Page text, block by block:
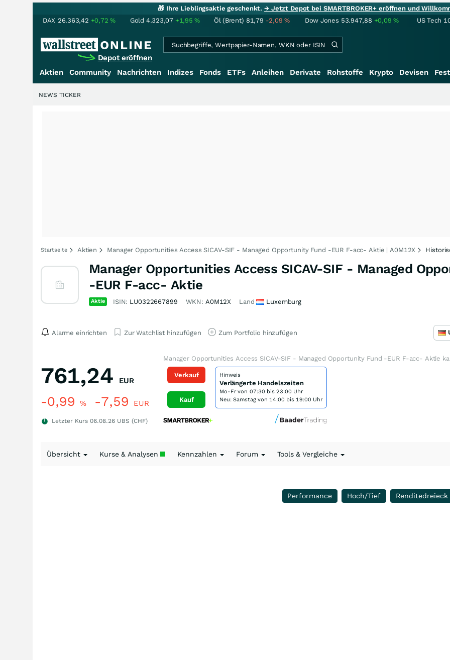
🎁 Ihre Lieblingsaktie geschenkt.→ Jetzt Depot bei SMARTBROKER+ eröffnen und
DAX 26.363,42 +0,72% Gold 4.323,07 +1,95% Öl (Brent) 81,79 -2,09% Dow Jones 53.947,88 +0,09% US Tech
Depot eröffnen
Aktien Community Nachrichten Indizes Fonds ETFs Anleihen Derivate Rohstoffe Krypto Devisen
NEWS TICKER
Startseite Aktien Manager Opportunities Access SICAV-SIF - Managed Opportunity Fund -EUR F-acc- Aktie | A0M12X
Manager Opportunities Access SICAV-SIF - Managed
-EUR F-acc- Aktie
Aktie ISIN: LU0322667899 WKN: A0M12X Land Luxemburg
Alarme einrichten Zur Watchlist hinzufügen Zum Portfolio hinzufügen
761,24 EUR
-0,99 % -7,59 EUR
Letzter Kurs 06.08.26 UBS (CHF)
Manager Opportunities Access SICAV-SIF - Managed Opportunity Fund -EUR F-acc- Aktie
Verkauf
Kauf
Hinweis
Verlängerte Handelszeiten
Mo-Fr von 07:30 bis 23:00 Uhr
Neu: Samstag von 14:00 bis 19:00 Uhr
Übersicht Kurse & Analysen Kennzahlen Forum Tools & Vergleiche
Performance Hoch/Tief Renditedreieck